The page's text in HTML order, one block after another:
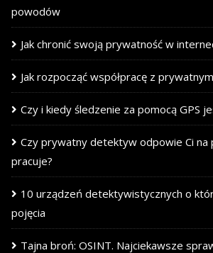
powodów
Jak chronić swoją prywatność w
Jak rozpocząć współpracę z
Czy i kiedy śledzenie za pomocą GPS
Czy prywatny detektyw odpowie Ci na
pracuje?
10 urządzeń detektywistycznych o
pojęcia
Tajna broń: OSINT. Najciekawsze